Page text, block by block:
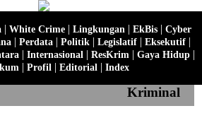
| White Crime| Lingkungan | EkBis| Cyber
| Perdata | Politik | Legislatif | Eksekutif |
| Internasional | ResKrim | Gaya Hidup |
| Profil | Editorial | Index
Kriminal